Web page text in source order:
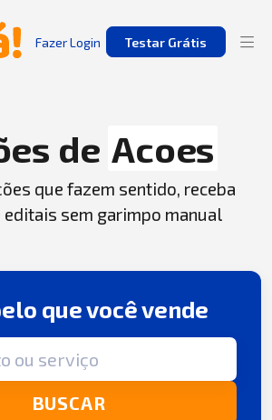
Fazer Login Testar Grátis
de Acoes
que fazem sentido, receba
editais sem garimpo manual
que você vende
BUSCAR